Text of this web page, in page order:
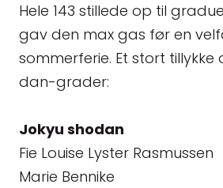
Hele 143 stillede op til
gav den max gas før en
sommerferie. Et stort tillykke
dan-grader:
Jokyu shodan
Fie Louise Lyster Rasmussen
Marie Bennike